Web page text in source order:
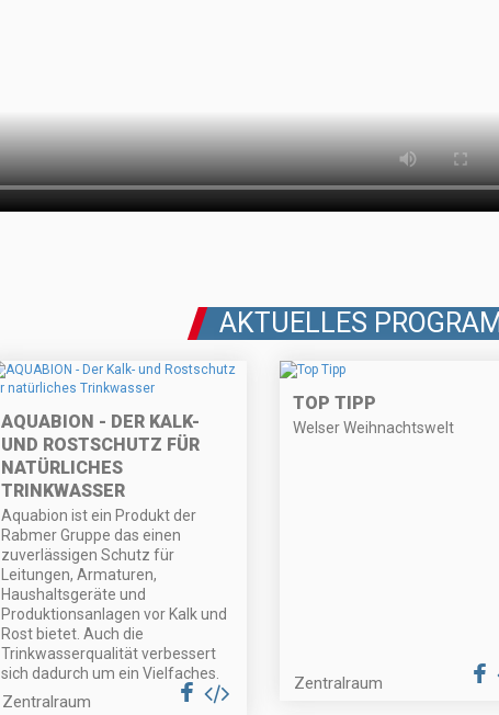
AKTUELLES
AQUABION - DER KALK-
UND ROSTSCHUTZ FÜR
NATÜRLICHES
TRINKWASSER
Aquabion ist ein Produkt der
Rabmer Gruppe das einen
zuverlässigen Schutz für
Leitungen, Armaturen,
Haushaltsgeräte und
Produktionsanlagen vor Kalk und
Rost bietet. Auch die
Trinkwasserqualität verbessert
sich dadurch um ein Vielfaches.
Zentralraum
TOP TIPP
Welser Weihnachtswelt
Zentralraum